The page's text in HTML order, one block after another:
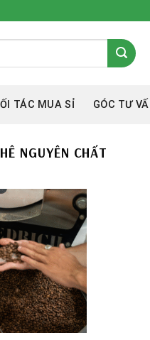
TÁC MUA SỈ GÓC TƯ
NGUYÊN CHẤT